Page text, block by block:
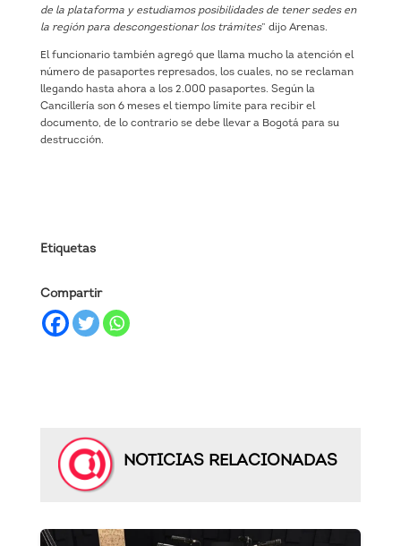
de la plataforma y estudiamos posibilidades de tener sedes en
la región para descongestionar los trámites” dijo Arenas.
El funcionario también agregó que llama mucho la atención el
número de pasaportes represados, los cuales, no se reclaman
llegando hasta ahora a los 2.000 pasaportes. Según la
Cancillería son 6 meses el tiempo límite para recibir el
documento, de lo contrario se debe llevar a Bogotá para su
destrucción.
Etiquetas
Compartir
NOTICIAS RELACIONADAS